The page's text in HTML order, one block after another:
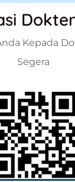
Kepada
Segera